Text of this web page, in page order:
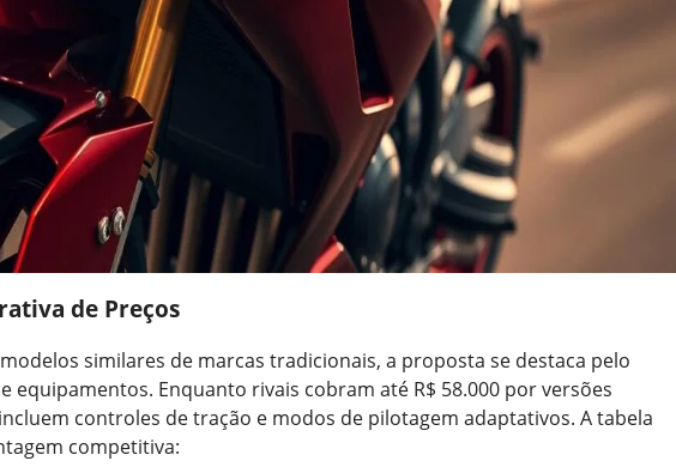
de Preços
similares de marcas tradicionais, a proposta se destaca pelo
equipamentos. Enquanto rivais cobram até R$ 58.000 por versões
controles de tração e modos de pilotagem adaptativos. A tabela
competitiva: